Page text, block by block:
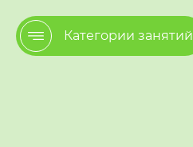
Категории занятий